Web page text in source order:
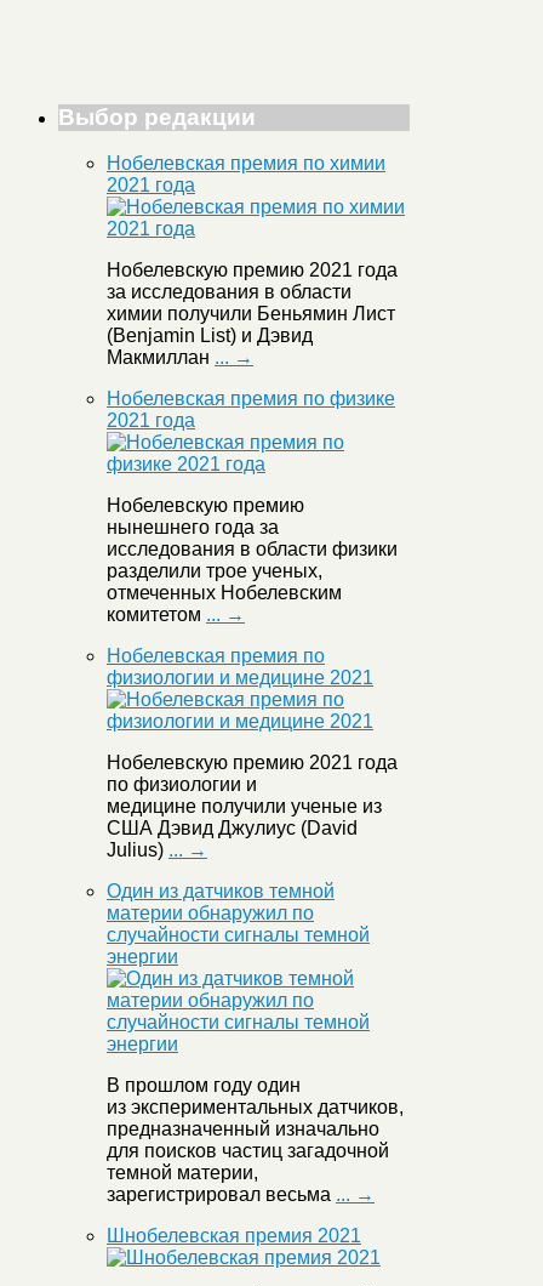
Выбор редакции
Нобелевская премия по химии
2021 года
Нобелевскую премию 2021 года
за исследования в области
химии получили Беньямин Лист
(Benjamin List) и Дэвид
Макмиллан ... →
Нобелевская премия по физике
2021 года
Нобелевскую премию
нынешнего года за
исследования в области физики
разделили трое ученых,
отмеченных Нобелевским
комитетом ... →
Нобелевская премия по
физиологии и медицине 2021
Нобелевскую премию 2021 года
по физиологии и
медицине получили ученые из
США Дэвид Джулиус (David
Julius) ... →
Один из датчиков темной
материи обнаружил по
случайности сигналы темной
энергии
В прошлом году один
из экспериментальных датчиков,
предназначенный изначально
для поисков частиц загадочной
темной материи,
зарегистрировал весьма ... →
Шнобелевская премия 2021